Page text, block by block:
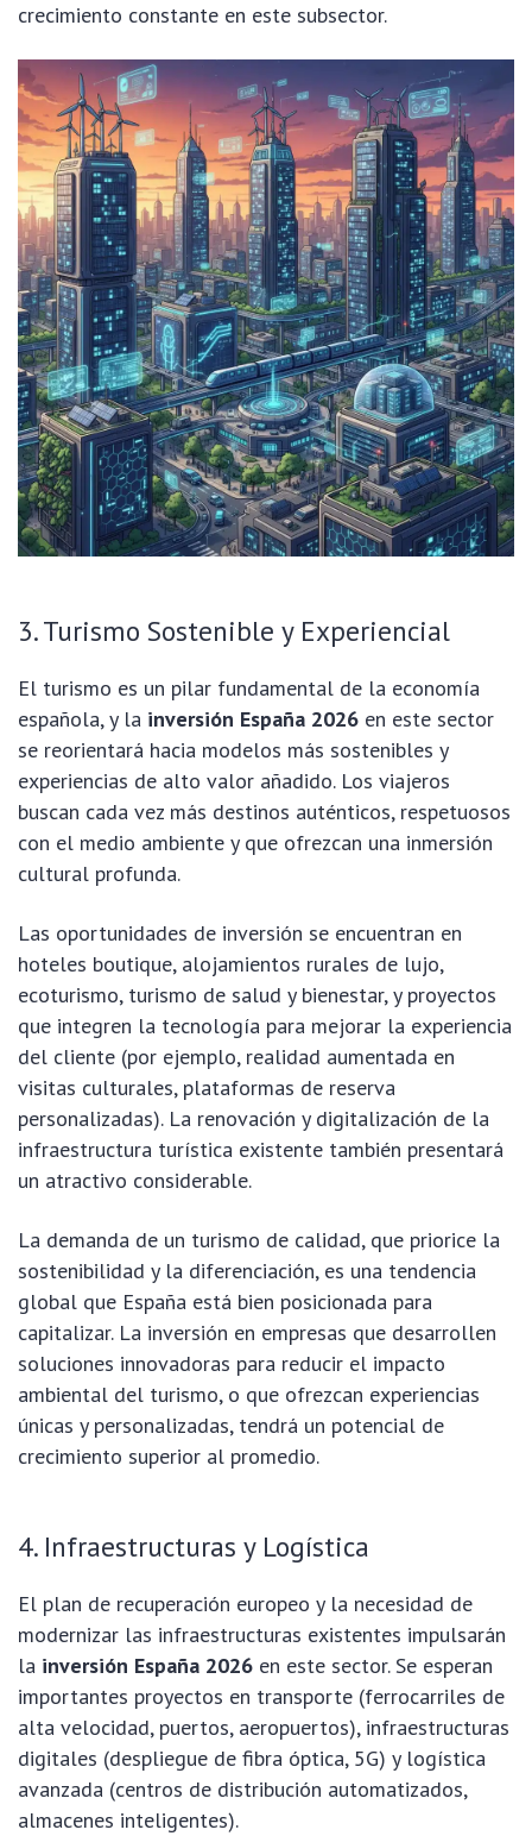
crecimiento constante en este subsector.
3. Turismo Sostenible y Experiencial
El turismo es un pilar fundamental de la economía
española, y la inversión España 2026 en este sector
se reorientará hacia modelos más sostenibles y
experiencias de alto valor añadido. Los viajeros
buscan cada vez más destinos auténticos, respetuosos
con el medio ambiente y que ofrezcan una inmersión
cultural profunda.
Las oportunidades de inversión se encuentran en
hoteles boutique, alojamientos rurales de lujo,
ecoturismo, turismo de salud y bienestar, y proyectos
que integren la tecnología para mejorar la experiencia
del cliente (por ejemplo, realidad aumentada en
visitas culturales, plataformas de reserva
personalizadas). La renovación y digitalización de la
infraestructura turística existente también presentará
un atractivo considerable.
La demanda de un turismo de calidad, que priorice la
sostenibilidad y la diferenciación, es una tendencia
global que España está bien posicionada para
capitalizar. La inversión en empresas que desarrollen
soluciones innovadoras para reducir el impacto
ambiental del turismo, o que ofrezcan experiencias
únicas y personalizadas, tendrá un potencial de
crecimiento superior al promedio.
4. Infraestructuras y Logística
El plan de recuperación europeo y la necesidad de
modernizar las infraestructuras existentes impulsarán
la inversión España 2026 en este sector. Se esperan
importantes proyectos en transporte (ferrocarriles de
alta velocidad, puertos, aeropuertos), infraestructuras
digitales (despliegue de fibra óptica, 5G) y logística
avanzada (centros de distribución automatizados,
almacenes inteligentes).